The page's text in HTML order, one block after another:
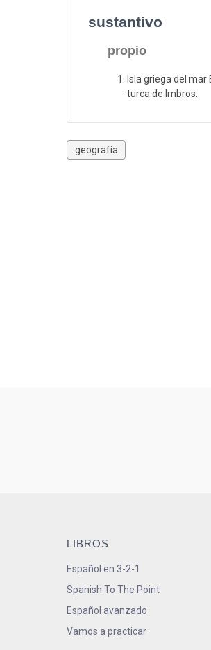
sustantivo
propio
Isla griega del
turca de Imbros.
geografía
LIBROS
Español en 3-2-1
Spanish To The Point
Español avanzado
Vamos a practicar